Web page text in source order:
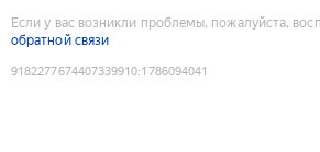
Если у вас возникли проблемы, пожалуйста,
обратной связи
9182277674407339910:1786094041